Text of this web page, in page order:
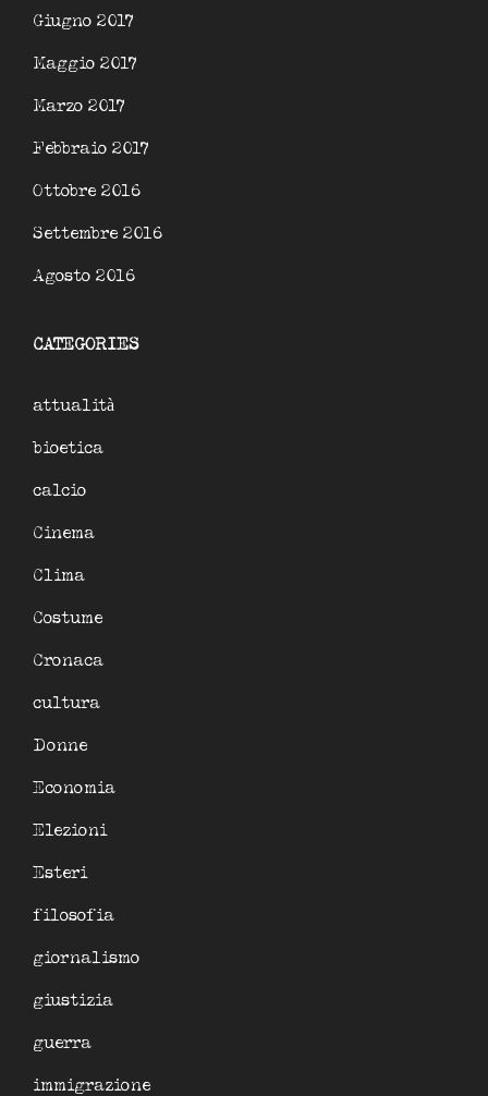
Giugno 2017
Maggio 2017
Marzo 2017
Febbraio 2017
Ottobre 2016
Settembre 2016
Agosto 2016
CATEGORIES
attualità
bioetica
calcio
Cinema
Clima
Costume
Cronaca
cultura
Donne
Economia
Elezioni
Esteri
filosofia
giornalismo
giustizia
guerra
immigrazione